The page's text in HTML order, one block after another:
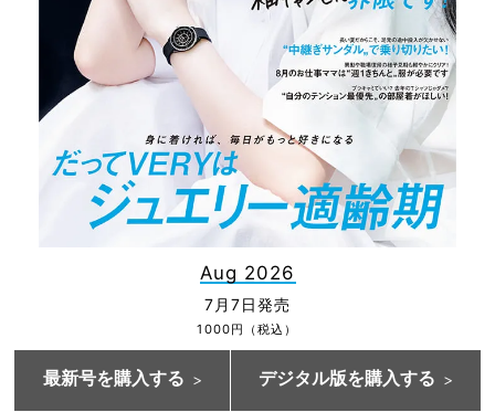
Aug 2026
7月7日発売
1000円（税込）
最新号を購入する デジタル版を購入する